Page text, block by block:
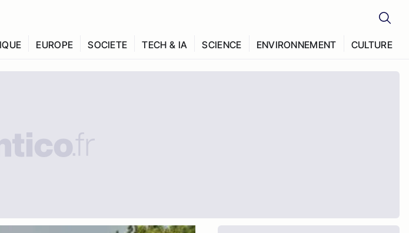
EUROPE SOCIETE TECH & IA SCIENCE ENVIRONNEMENT CULTURE